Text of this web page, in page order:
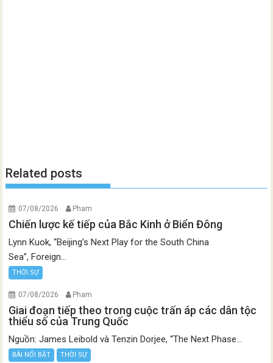
Related posts
07/08/2026 Pham
Chiến lược kế tiếp của Bắc Kinh ở Biển Đông
Lynn Kuok, “Beijing’s Next Play for the South China
Sea”, Foreign...
THỜI SỰ
07/08/2026 Pham
Giai đoạn tiếp theo trong cuộc trấn áp các dân tộc
thiểu số của Trung Quốc
Nguồn: James Leibold và Tenzin Dorjee, “The Next Phase...
BÀI NỔI BẬT THỜI SỰ